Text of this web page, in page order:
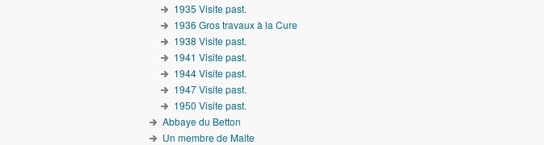
1935 Visite past.
1936 Gros travaux à la Cure
1938 Visite past.
1941 Visite past.
1944 Visite past.
1947 Visite past.
1950 Visite past.
Abbaye du Betton
Un membre de Malte